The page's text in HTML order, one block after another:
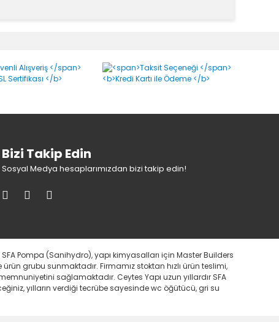
Bizi Takip Edin
Sosyal Medya hesaplarımızdan bizi takip edin!
Pompa (Sanihydro), yapı kimyasalları için Master Builders
grubu sunmaktadır. Firmamız stoktan hızlı ürün teslimi,
sağlamaktadır. Ceytes Yapı uzun yıllardır SFA
yılların verdiği tecrübe sayesinde wc öğütücü, gri su